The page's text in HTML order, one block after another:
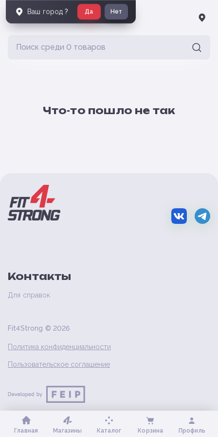
Что-то пошло не так
Контакты
Для справок
Fit4Strong © 2026
Политика конфиденциальности
Пользовательское соглашение
Главная Магазины Каталог Корзина Профиль
Ваш город ? Да Нет